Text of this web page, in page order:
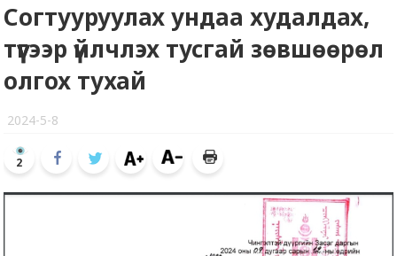
Согтууруулах ундаа худалдах,
түүгээр үйлчлэх тусгай зөвшөөрөл
олгох тухай
2024-5-8
2